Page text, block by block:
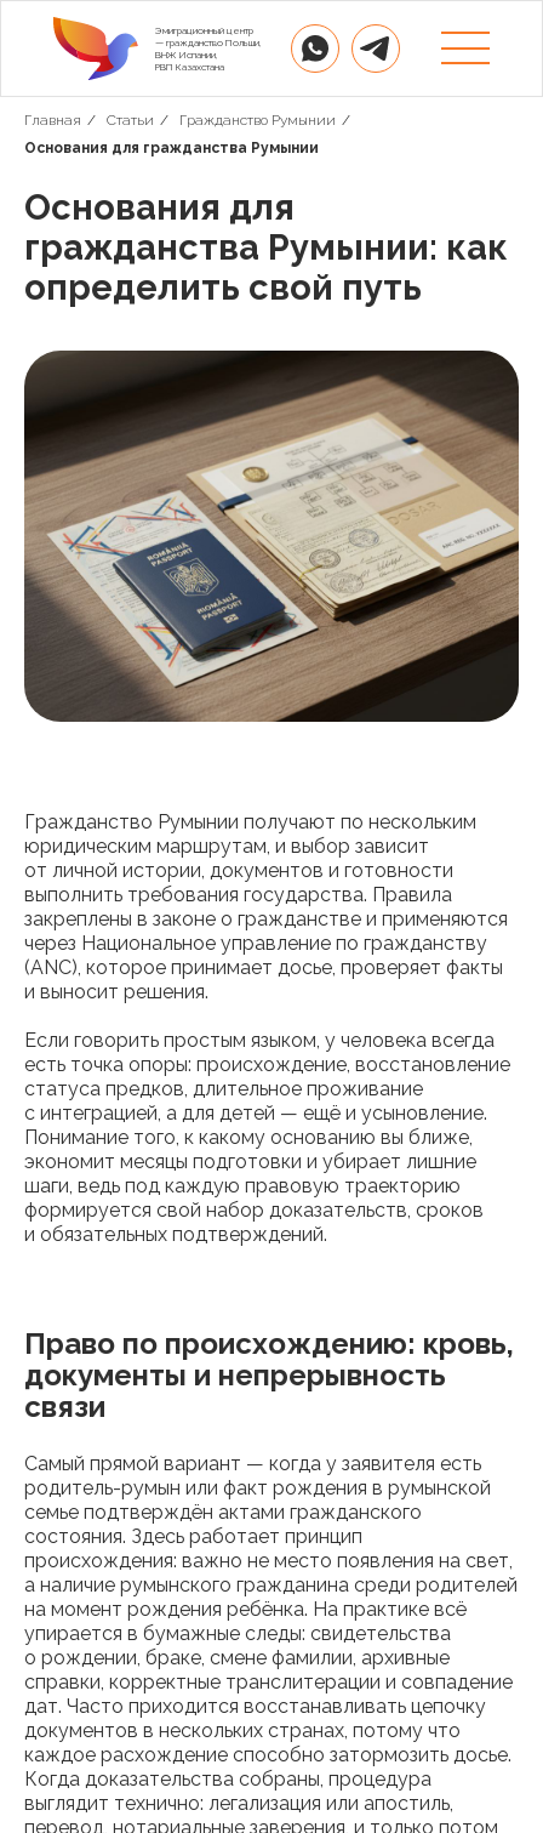
Эмиграционный центр
— гражданство Польши,
ВНЖ Испании,
РВП Казахстана
Главная / Статьи / Гражданство Румынии /
Основания для гражданства Румынии
Основания для
гражданства Румынии: как
определить свой путь
Гражданство Румынии получают по нескольким
юридическим маршрутам, и выбор зависит
от личной истории, документов и готовности
выполнить требования государства. Правила
закреплены в законе о гражданстве и применяются
через Национальное управление по гражданству
(ANC), которое принимает досье, проверяет факты
и выносит решения.
Если говорить простым языком, у человека всегда
есть точка опоры: происхождение, восстановление
статуса предков, длительное проживание
с интеграцией, а для детей — ещё и усыновление.
Понимание того, к какому основанию вы ближе,
экономит месяцы подготовки и убирает лишние
шаги, ведь под каждую правовую траекторию
формируется свой набор доказательств, сроков
и обязательных подтверждений.
Право по происхождению: кровь,
документы и непрерывность
связи
Самый прямой вариант — когда у заявителя есть
родитель-румын или факт рождения в румынской
семье подтверждён актами гражданского
состояния. Здесь работает принцип
происхождения: важно не место появления на свет,
а наличие румынского гражданина среди родителей
на момент рождения ребёнка. На практике всё
упирается в бумажные следы: свидетельства
о рождении, браке, смене фамилии, архивные
справки, корректные транслитерации и совпадение
дат. Часто приходится восстанавливать цепочку
документов в нескольких странах, потому что
каждое расхождение способно затормозить досье.
Когда доказательства собраны, процедура
выглядит технично: легализация или апостиль,
перевод, нотариальные заверения, и только потом